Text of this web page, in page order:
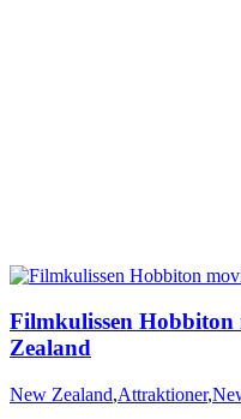
Filmkulissen Hobbiton
Zealand
New Zealand,Attraktioner,